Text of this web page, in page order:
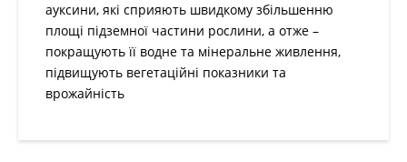
водне та мінеральне живлення, підвищують
вегетаційні показники та врожайність